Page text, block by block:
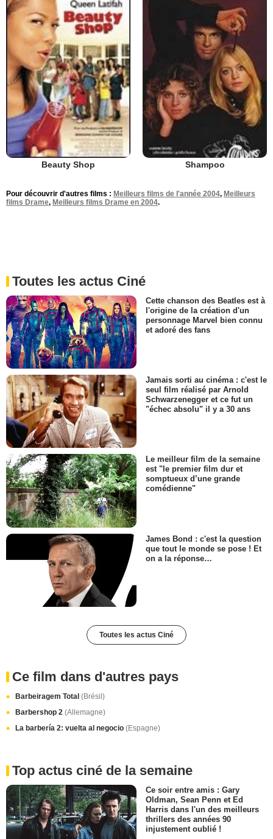
Beauty Shop Shampoo
Pour découvrir d'autres films : Meilleurs films de l'année 2004, Meilleurs
films Drame, Meilleurs films Drame en 2004.
Toutes les actus Ciné
Cette chanson des Beatles est à
l'origine de la création d'un
personnage Marvel bien connu
et adoré des fans
Jamais sorti au cinéma : c'est le
seul film réalisé par Arnold
Schwarzenegger et ce fut un
"échec absolu" il y a 30 ans
Le meilleur film de la semaine
est "le premier film dur et
somptueux d’une grande
comédienne"
James Bond : c'est la question
que tout le monde se pose ! Et
on a la réponse…
Toutes les actus Ciné
Ce film dans d'autres pays
Barbeiragem Total (Brésil)
Barbershop 2 (Allemagne)
La barbería 2: vuelta al negocio (Espagne)
Top actus ciné de la semaine
Ce soir entre amis : Gary
Oldman, Sean Penn et Ed
Harris dans l'un des meilleurs
thrillers des années 90
injustement oublié !